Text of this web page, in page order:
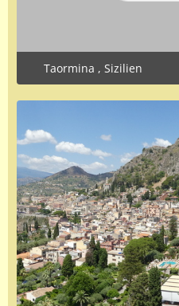
Taormina , Sizilien
October 5, 2024 at 6:38 PM